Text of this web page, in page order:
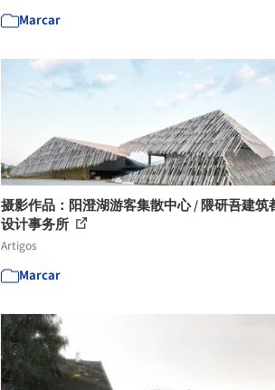
Marcar
摄影作品：阳澄湖游客集散中心 / 隈研吾建筑
设计事务所
Artigos
Marcar